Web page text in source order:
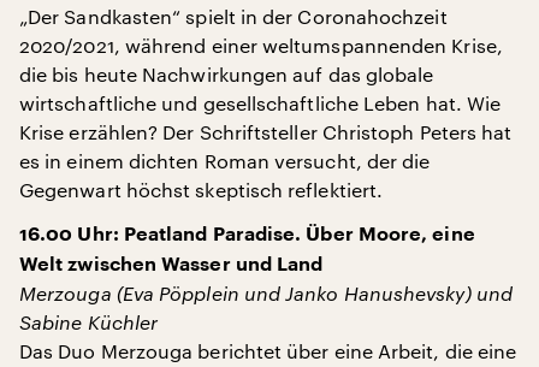
„Der Sandkasten“ spielt in der Coronahochzeit
2020/2021, während einer weltumspannenden Krise,
die bis heute Nachwirkungen auf das globale
wirtschaftliche und gesellschaftliche Leben hat. Wie
Krise erzählen? Der Schriftsteller Christoph Peters hat
es in einem dichten Roman versucht, der die
Gegenwart höchst skeptisch reflektiert.
16.00 Uhr: Peatland Paradise. Über Moore, eine
Welt zwischen Wasser und Land
Merzouga (Eva Pöpplein und Janko Hanushevsky) und
Sabine Küchler
Das Duo Merzouga berichtet über eine Arbeit, die eine